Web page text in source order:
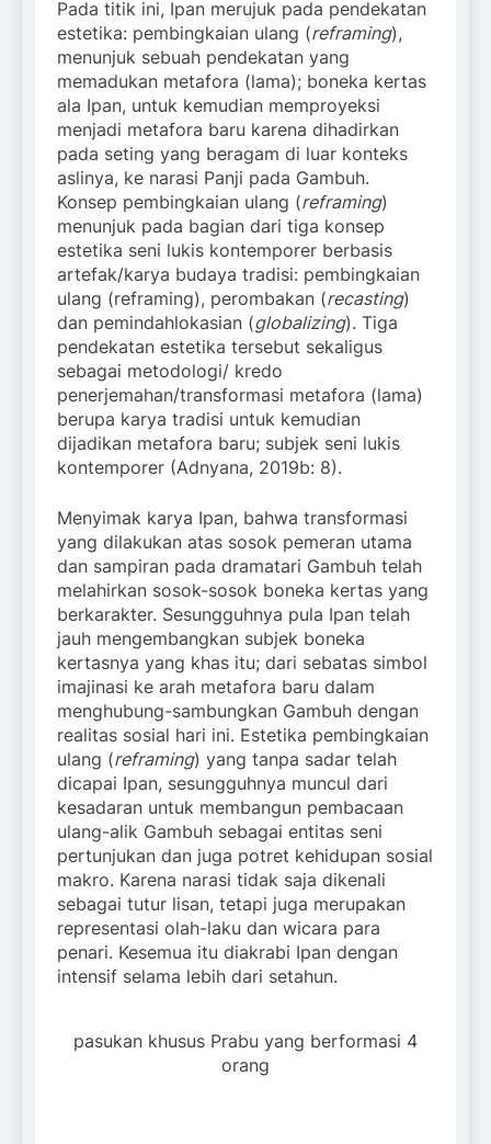
Pada titik ini, Ipan merujuk pada pendekatan
estetika: pembingkaian ulang (reframing),
menunjuk sebuah pendekatan yang
memadukan metafora (lama); boneka kertas
ala Ipan, untuk kemudian memproyeksi
menjadi metafora baru karena dihadirkan
pada seting yang beragam di luar konteks
aslinya, ke narasi Panji pada Gambuh.
Konsep pembingkaian ulang (reframing)
menunjuk pada bagian dari tiga konsep
estetika seni lukis kontemporer berbasis
artefak/karya budaya tradisi: pembingkaian
ulang (reframing), perombakan (recasting)
dan pemindahlokasian (globalizing). Tiga
pendekatan estetika tersebut sekaligus
sebagai metodologi/ kredo
penerjemahan/transformasi metafora (lama)
berupa karya tradisi untuk kemudian
dijadikan metafora baru; subjek seni lukis
kontemporer (Adnyana, 2019b: 8).
Menyimak karya Ipan, bahwa transformasi
yang dilakukan atas sosok pemeran utama
dan sampiran pada dramatari Gambuh telah
melahirkan sosok-sosok boneka kertas yang
berkarakter. Sesungguhnya pula Ipan telah
jauh mengembangkan subjek boneka
kertasnya yang khas itu; dari sebatas simbol
imajinasi ke arah metafora baru dalam
menghubung-sambungkan Gambuh dengan
realitas sosial hari ini. Estetika pembingkaian
ulang (reframing) yang tanpa sadar telah
dicapai Ipan, sesungguhnya muncul dari
kesadaran untuk membangun pembacaan
ulang-alik Gambuh sebagai entitas seni
pertunjukan dan juga potret kehidupan sosial
makro. Karena narasi tidak saja dikenali
sebagai tutur lisan, tetapi juga merupakan
representasi olah-laku dan wicara para
penari. Kesemua itu diakrabi Ipan dengan
intensif selama lebih dari setahun.
pasukan khusus Prabu yang berformasi 4
orang